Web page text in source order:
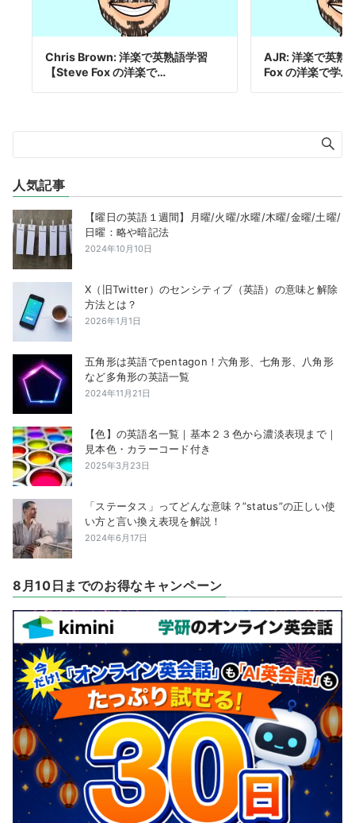
Chris Brown: 洋楽で英熟語学習
【Steve Fox の洋楽で…
AJR: 洋楽で英熟
Fox の洋楽で学
人気記事
【曜日の英語１週間】月曜/火曜/水曜/木曜/金曜/土曜/
日曜：略や暗記法
2024年10月10日
X（旧Twitter）のセンシティブ（英語）の意味と解除
方法とは？
2026年1月1日
五角形は英語でpentagon！六角形、七角形、八角形
など多角形の英語一覧
2024年11月21日
【色】の英語名一覧｜基本２３色から濃淡表現まで｜
見本色・カラーコード付き
2025年3月23日
「ステータス」ってどんな意味？”status”の正しい使
い方と言い換え表現を解説！
2024年6月17日
8月10日までのお得なキャンペーン